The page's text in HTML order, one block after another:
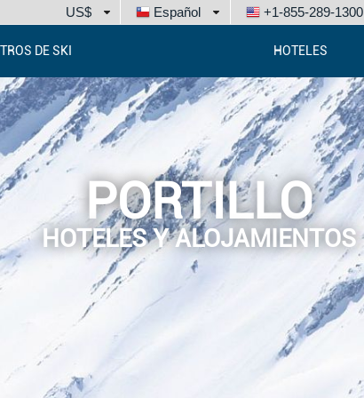
US$ Español +1-855-289-1300
DE SKI HOTELES
PORTILLO
HOTELES Y ALOJAMIENTOS